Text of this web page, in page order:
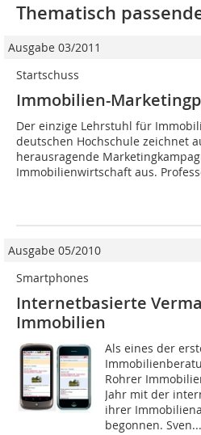
Thematisch
Ausgabe 03/2011
Startschuss
Immobilien-
Der einzige Lehrstuhl für
deutschen Hochschule zeichnet
herausragende
Immobilienwirtschaft aus.
Ausgabe 05/2010
Smartphones
Internetbasierte
Immobilien
Als eines der
Rohrer
Jahr mit der
ihrer
begonnen. Sven...